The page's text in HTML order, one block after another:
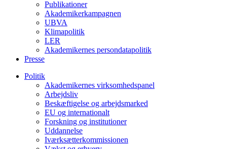
Publikationer
Akademikerkampagnen
UBVA
Klimapolitik
LER
Akademikernes persondatapolitik
Presse
Politik
Akademikernes virksomhedspanel
Arbejdsliv
Beskæftigelse og arbejdsmarked
EU og internationalt
Forskning og institutioner
Uddannelse
Iværksætterkommissionen